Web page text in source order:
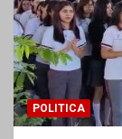
POLITICA